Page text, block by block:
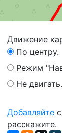
Движение
По центру.
Режим
Не двигать.
Добавляйте
расскажите.